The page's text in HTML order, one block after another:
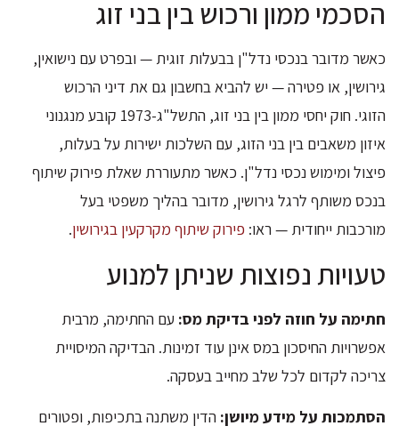
הסכמי ממון ורכוש בין בני זוג
כאשר מדובר בנכסי נדל"ן בבעלות זוגית — ובפרט עם נישואין,
גירושין, או פטירה — יש להביא בחשבון גם את דיני הרכוש
הזוגי. חוק יחסי ממון בין בני זוג, התשל"ג-1973 קובע מנגנוני
איזון משאבים בין בני הזוג, עם השלכות ישירות על בעלות,
פיצול ומימוש נכסי נדל"ן. כאשר מתעוררת שאלת פירוק שיתוף
בנכס משותף לרגל גירושין, מדובר בהליך משפטי בעל
מורכבות ייחודית — ראו: פירוק שיתוף מקרקעין בגירושין.
טעויות נפוצות שניתן למנוע
חתימה על חוזה לפני בדיקת מס: עם החתימה, מרבית
אפשרויות החיסכון במס אינן עוד זמינות. הבדיקה המיסויית
צריכה לקדום לכל שלב מחייב בעסקה.
הסתמכות על מידע מיושן: הדין משתנה בתכיפות, ופטורים